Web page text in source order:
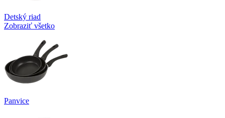
Detský riad
Zobraziť všetko
Panvice